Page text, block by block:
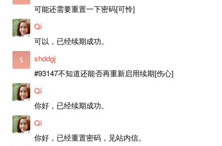
可能还需要重置一下密码[可怜]
Qi
可以，已经续期成功。
shddgj
#93147不知道还能否再重新启用续期[伤心]
Qi
你好，已经续期成功。
Qi
你好，已经重置密码，见站内信。